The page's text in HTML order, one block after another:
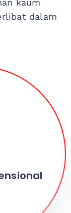
kaum
dalam